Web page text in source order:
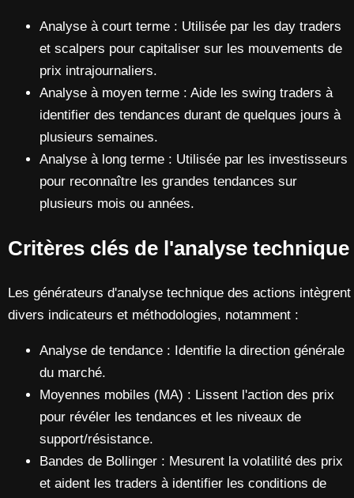
Analyse à court terme : Utilisée par les day traders
et scalpers pour capitaliser sur les mouvements de
prix intrajournaliers.
Analyse à moyen terme : Aide les swing traders à
identifier des tendances durant de quelques jours à
plusieurs semaines.
Analyse à long terme : Utilisée par les investisseurs
pour reconnaître les grandes tendances sur
plusieurs mois ou années.
Critères clés de l'analyse technique
Les générateurs d'analyse technique des actions intègrent
divers indicateurs et méthodologies, notamment :
Analyse de tendance : Identifie la direction générale
du marché.
Moyennes mobiles (MA) : Lissent l'action des prix
pour révéler les tendances et les niveaux de
support/résistance.
Bandes de Bollinger : Mesurent la volatilité des prix
et aident les traders à identifier les conditions de